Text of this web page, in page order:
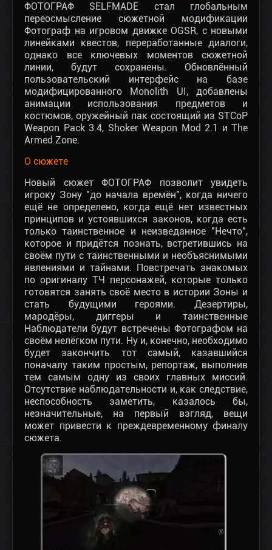
ФОТОГРАФ SELFMADE стал глобальным
переосмысление сюжетной модификации
Фотограф на игровом движке OGSR, с новыми
линейками квестов, переработанные диалоги,
однако все ключевых моментов сюжетной
линии, будут сохранены. Обновлённый
пользовательский интерфейс на базе
модифицированного Monolith UI, добавлены
анимации использования предметов и
костюмов, оружейный пак состоящий из STCoP
Weapon Pack 3.4, Shoker Weapon Mod 2.1 и The
Armed Zone.
О сюжете
Новый сюжет ФОТОГРАФ позволит увидеть
игроку Зону "до начала времён", когда ничего
ещё не определено, когда ещё нет известных
принципов и устоявшихся законов, когда есть
только таинственное и неизведанное "Нечто",
которое и придётся познать, встретившись на
своём пути с таинственными и необъяснимыми
явлениями и тайнами. Повстречать знакомых
по оригиналу ТЧ персонажей, которые только
готовятся занять своё место в истории Зоны и
стать будущими героями. Дезертиры,
мародёры, диггеры и таинственные
Наблюдатели будут встречены Фотографом на
своём нелёгком пути. Ну и, конечно, необходимо
будет закончить тот самый, казавшийся
поначалу таким простым, репортаж, выполнив
тем самым одну из своих главных миссий.
Отсутствие наблюдательности и, как следствие,
неспособность заметить, казалось бы,
незначительные, на первый взгляд, вещи
может привести к преждевременному финалу
сюжета.